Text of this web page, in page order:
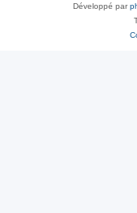
Développé par